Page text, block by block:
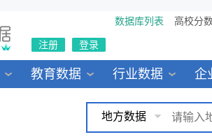
数据库列表 高校分
注册 登录
教育数据 行业数据 企
地方数据